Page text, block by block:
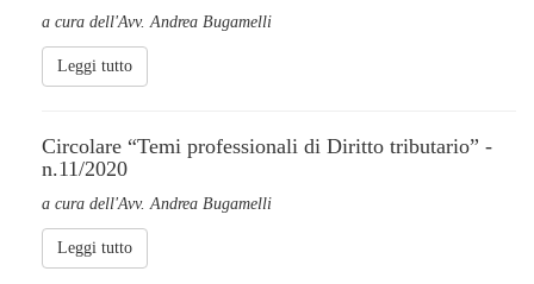
a cura dell'Avv. Andrea Bugamelli
Leggi tutto
Circolare “Temi professionali di Diritto tributario” -
n.11/2020
a cura dell'Avv. Andrea Bugamelli
Leggi tutto